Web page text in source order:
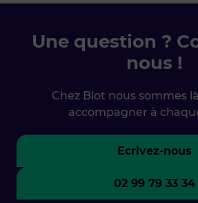
Une question ?
nous !
Chez Blot nous sommes
accompagner à
Ecrivez-nous
02 99 79 33 34